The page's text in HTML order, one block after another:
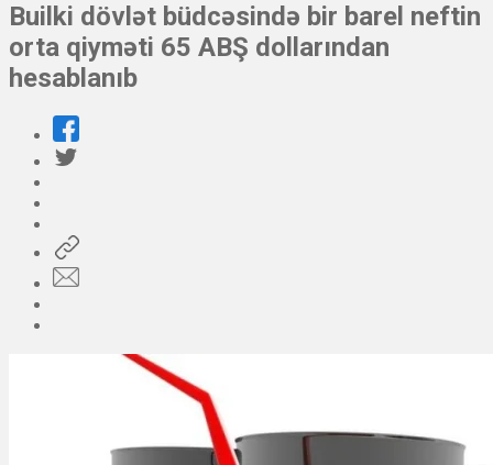
Builki dövlət büdcəsində bir barel neftin
orta qiyməti 65 ABŞ dollarından
hesablanıb